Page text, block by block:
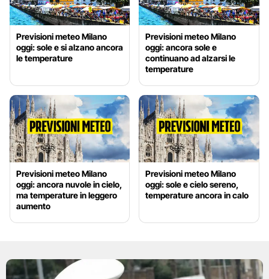
Previsioni meteo Milano
oggi: sole e si alzano ancora
le temperature
Previsioni meteo Milano
oggi: ancora sole e
continuano ad alzarsi le
temperature
Previsioni meteo Milano
oggi: ancora nuvole in cielo,
ma temperature in leggero
aumento
Previsioni meteo Milano
oggi: sole e cielo sereno,
temperature ancora in calo